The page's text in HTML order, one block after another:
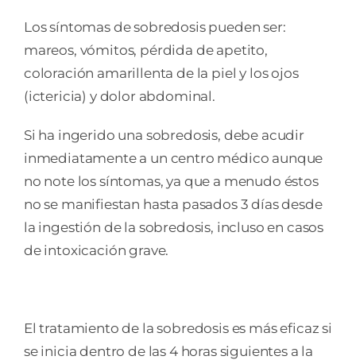
Los síntomas de sobredosis pueden ser:
mareos, vómitos, pérdida de apetito,
coloración amarillenta de la piel y los ojos
(ictericia) y dolor abdominal.
Si ha ingerido una sobredosis, debe acudir
inmediatamente a un centro médico aunque
no note los síntomas, ya que a menudo éstos
no se manifiestan hasta pasados 3 días desde
la ingestión de la sobredosis, incluso en casos
de intoxicación grave.
El tratamiento de la sobredosis es más eficaz si
se inicia dentro de las 4 horas siguientes a la